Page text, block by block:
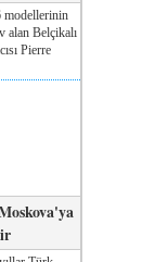
alan Belçikalı
Pierre